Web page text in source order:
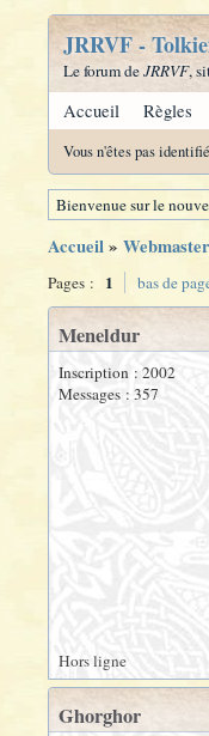
JRRVF -
Le forum deJRRVF,
Accueil Règles
Vous n'êtes pas
Bienvenue sur le
Accueil» Webmaster
Pages : 1 bas de
Meneldur
Inscription : 2002
Messages : 357
Hors ligne
Ghorghor